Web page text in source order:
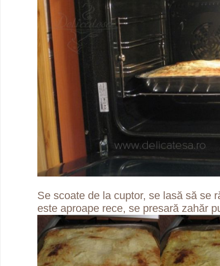
Se scoate de la cuptor, se lasă să se
este aproape rece, se presară zahăr